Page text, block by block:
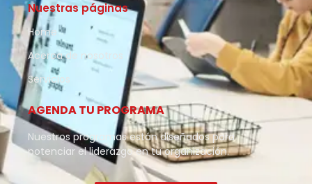
Nuestras páginas
Home
Acerca de nosotros
Servicios
AGENDA TU PROGRAMA
Nuestros programas están diseñados para
potenciar el liderazgo en tu organización.